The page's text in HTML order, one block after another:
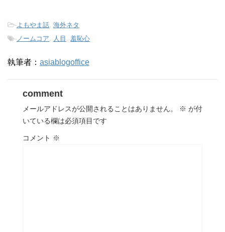
-よもやま話 海外ネタ
- ノームコア 人目 羞恥心
執筆者： asiablogoffice
comment
メールアドレスが公開されることはありません。 ※ が付
いている欄は必須項目です
コメント ※